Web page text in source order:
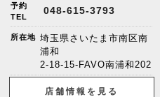
予約
TEL
048-615-3793
所在地 埼玉県さいたま市南区南
浦和
2-18-15-FAVO南浦和202
店舗情報を見る